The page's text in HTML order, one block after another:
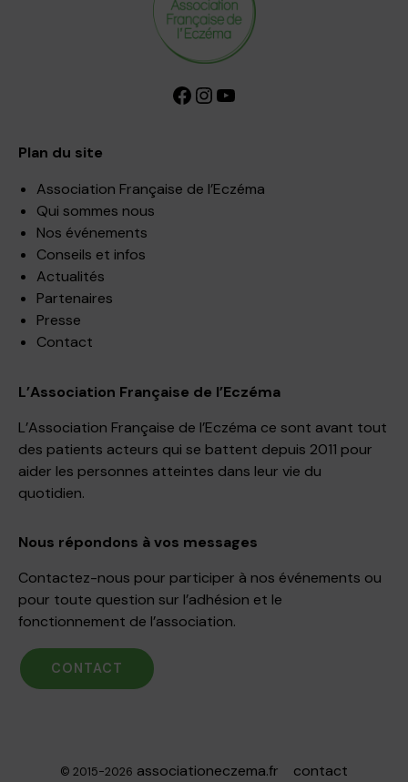
Facebook InstagramYouTube
Plan du site
Association Française de l’Eczéma
Qui sommes nous
Nos événements
Conseils et infos
Actualités
Partenaires
Presse
Contact
L’Association Française de l’Eczéma
L’Association Française de l’Eczéma ce sont avant tout
des patients acteurs qui se battent depuis 2011 pour
aider les personnes atteintes dans leur vie du
quotidien.
Nous répondons à vos messages
Contactez-nous pour participer à nos événements ou
pour toute question sur l’adhésion et le
fonctionnement de l’association.
CONTACT
© 2015-2026 associationeczema.fr contact